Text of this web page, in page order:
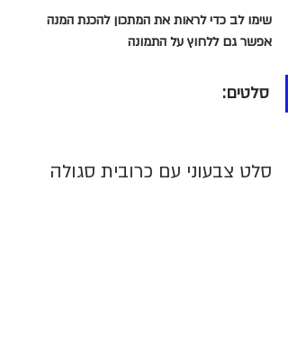
שימו לב כדי לראות את המתכון להכנת המנה
אפשר גם ללחוץ על התמונה
סלטים:
סלט צבעוני עם כרובית סגולה